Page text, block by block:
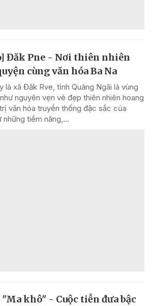
Đăk Pne - Nơi thiên nhiên
cùng văn hóa Ba Na
là xã Đăk Rve, tỉnh Quảng Ngãi là vùng
nguyên vẹn vẻ đẹp thiên nhiên hoang
văn hóa truyền thống đặc sắc của
tiềm năng,...
khô" - Cuộc tiễn đưa bậc